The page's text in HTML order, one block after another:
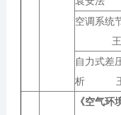
空调系统
王
自力式差
析 王
《空气环